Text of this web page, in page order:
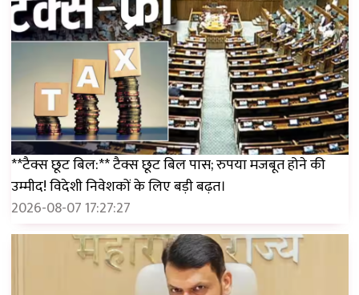
**टैक्स छूट बिल:** टैक्स छूट बिल पास; रुपया मजबूत होने की
उम्मीद! विदेशी निवेशकों के लिए बड़ी बढ़त।
2026-08-07 17:27:27